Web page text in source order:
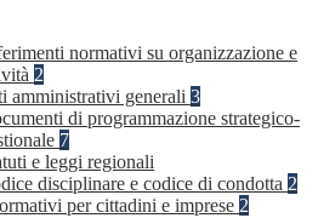
normativi su organizzazione e
2
amministrativi generali 3
di programmazione strategico-
7
e leggi regionali
disciplinare e codice di condotta 2
per cittadini e imprese 2